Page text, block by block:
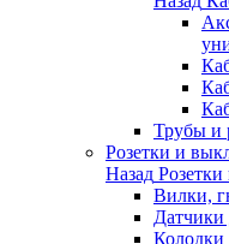
Трубы и
Розетки и
Назад
Вилки,
Колодки